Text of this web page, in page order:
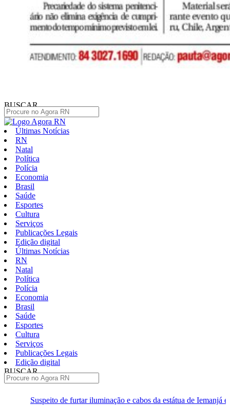
BUSCAR
Últimas Notícias
RN
Natal
Política
Polícia
Economia
Brasil
Saúde
Esportes
Cultura
Serviços
Publicações Legais
Edição digital
Últimas Notícias
RN
Natal
Política
Polícia
Economia
Brasil
Saúde
Esportes
Cultura
Serviços
Publicações Legais
Edição digital
BUSCAR
de furtar iluminação e cabos da estátua de Iemanjá é preso em Natal